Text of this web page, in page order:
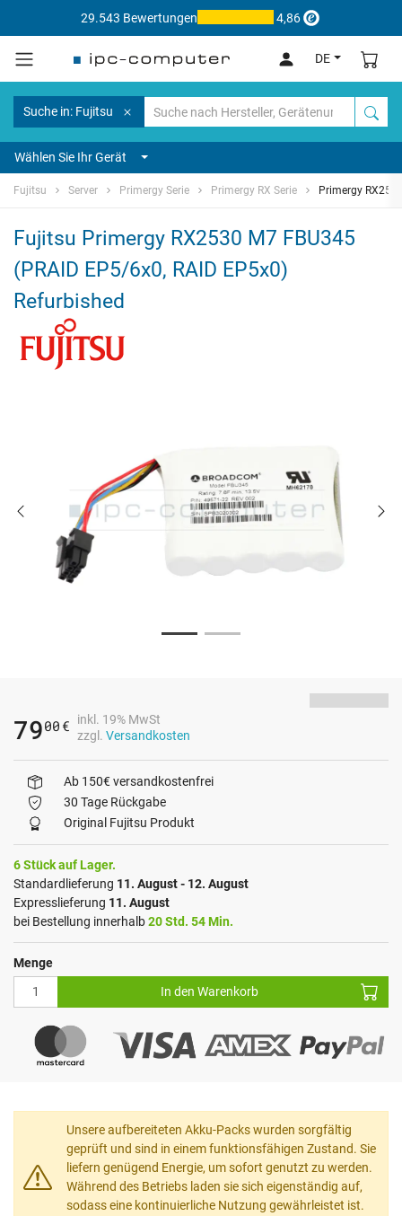
29.543 Bewertungen 4,86
DE
Suche in: Fujitsu
Wählen Sie Ihr Gerät
Fujitsu Server Primergy Serie Primergy RX Serie Primergy
Fujitsu Primergy RX2530 M7 FBU345
(PRAID EP5/6x0, RAID EP5x0)
Refurbished
7900 €
inkl. 19% MwSt
zzgl. Versandkosten
Ab 150€ versandkostenfrei
30 Tage Rückgabe
Original Fujitsu Produkt
6 Stück auf Lager.
Standardlieferung 11. August - 12. August
Expresslieferung 11. August
bei Bestellung innerhalb20 Std. 54 Min.
Menge
In den Warenkorb
Unsere aufbereiteten Akku-Packs wurden sorgfältig
geprüft und sind in einem funktionsfähigen Zustand. Sie
liefern genügend Energie, um sofort genutzt zu werden.
Während des Betriebs laden sie sich eigenständig auf,
sodass eine kontinuierliche Nutzung gewährleistet ist.